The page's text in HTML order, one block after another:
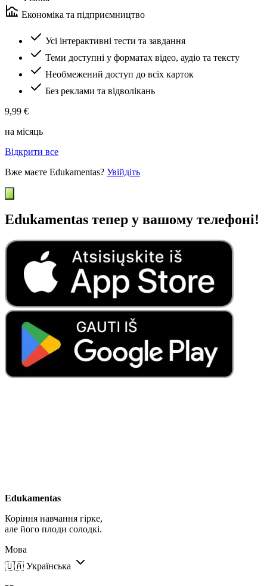
Економіка та підприємництво
Усі інтерактивні тести та завдання
Теми доступні у форматах відео, аудіо та тексту
Необмежений доступ до всіх карток
Без реклами та відволікань
9,99 €
на місяць
Відкрити все
Вже маєте Edukamentas? Увійдіть
Edukamentas тепер у вашому телефоні!
Edukamentas
Коріння навчання гірке,
але його плоди солодкі.
Мова
🇺🇦 Українська